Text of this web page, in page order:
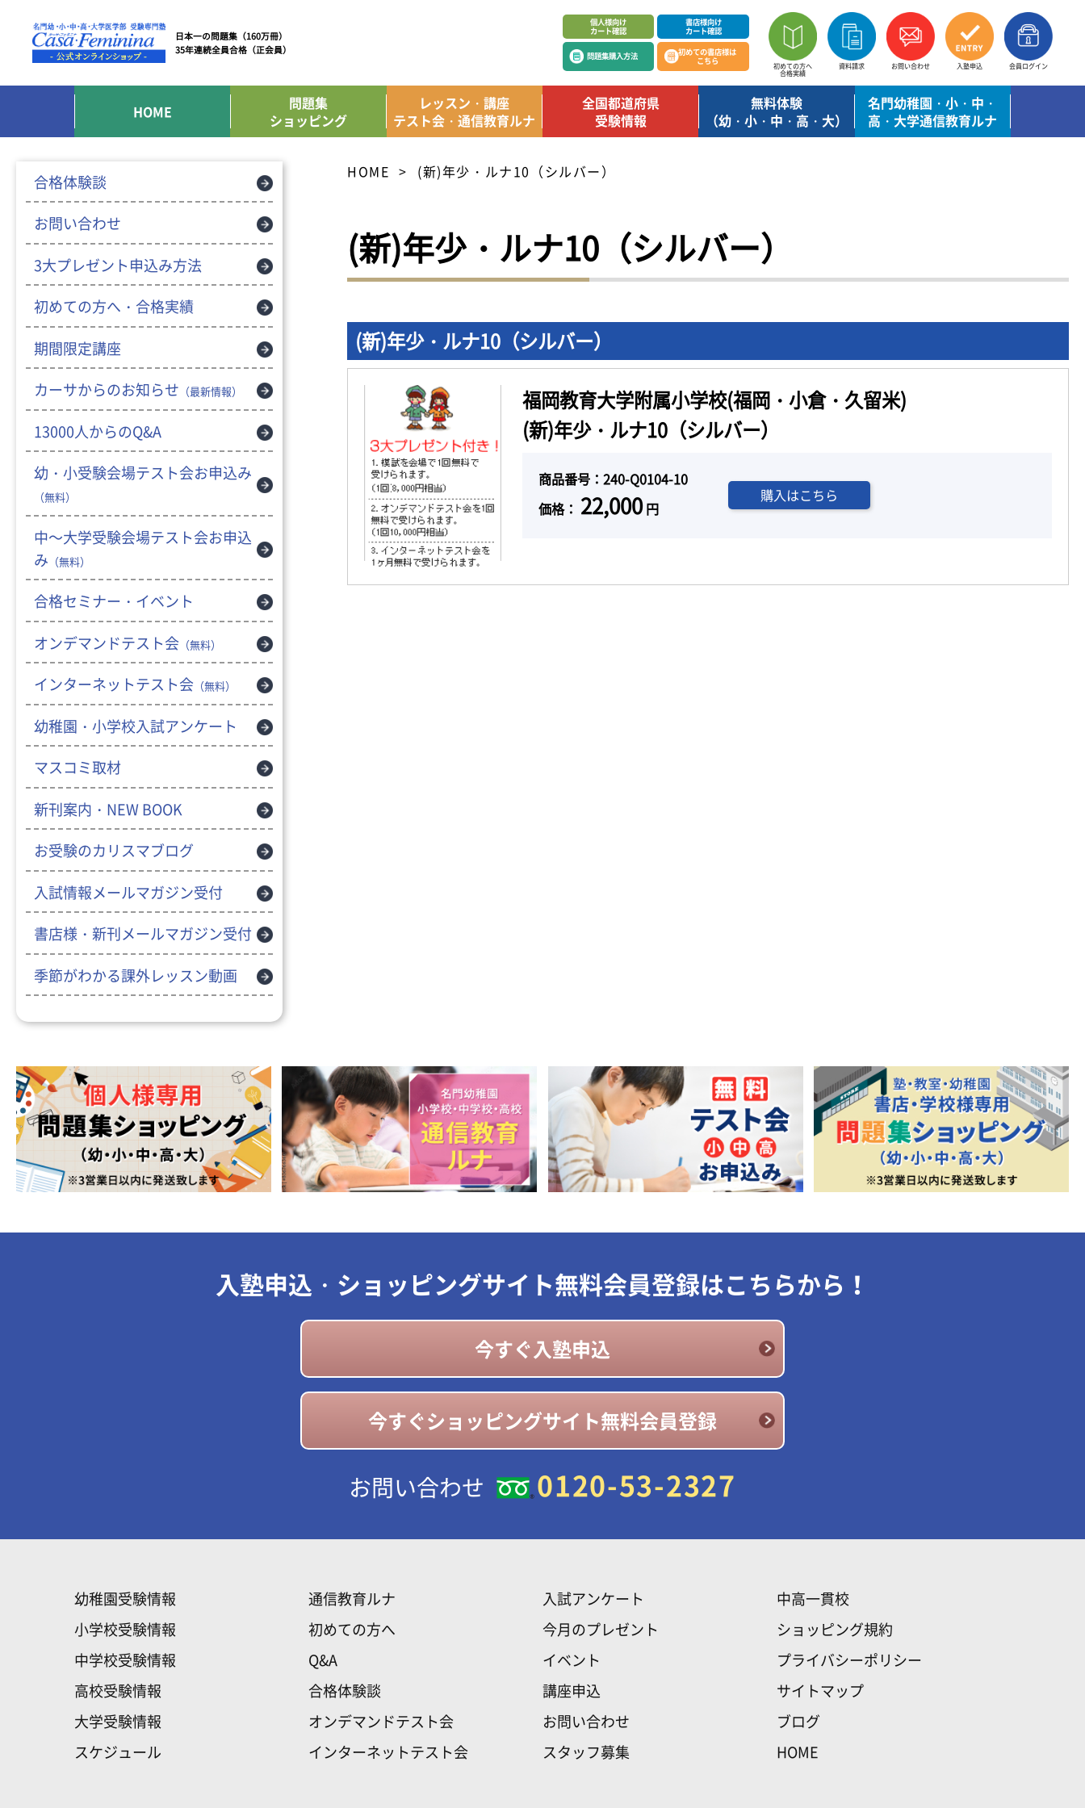
日本一の問題集（160万冊）
35年連続全員合格（正会員）
個人様向け
カート確認
書店様向け
カート確認
問題集購入方法 初めての書店様は
こちら 初めての方へ
合格実績
資料請求 お問い合わせ 入塾申込 会員ログイン
HOME
問題集
ショッピング
レッスン・講座
テスト会・通信教育ルナ
全国都道府県
受験情報
無料体験
（幼・小・中・高・大）
名門幼稚園・小・中・
高・大学通信教育ルナ
HOME (新)年少・ルナ10（シルバー）
(新)年少・ルナ10（シルバー）
(新)年少・ルナ10（シルバー）
福岡教育大学附属小学校(福岡・小倉・久留米)
(新)年少・ルナ10（シルバー）
商品番号：240-Q0104-10
価格： 22,000円
購入はこちら
合格体験談
お問い合わせ
3大プレゼント申込み方法
初めての方へ・合格実績
期間限定講座
カーサからのお知らせ （最新情報）
13000人からのQ&A
幼・小受験会場テスト会お申込み
（無料）
中～大学受験会場テスト会お申込
み （無料）
合格セミナー・イベント
オンデマンドテスト会 （無料）
インターネットテスト会 （無料）
幼稚園・小学校入試アンケート
マスコミ取材
新刊案内・NEW BOOK
お受験のカリスマブログ
入試情報メールマガジン受付
書店様・新刊メールマガジン受付
季節がわかる課外レッスン動画
入塾申込・ショッピングサイト無料会員登録はこちらから！
今すぐ入塾申込
今すぐショッピングサイト無料会員登録
お問い合わせ 0120-53-2327
幼稚園受験情報
小学校受験情報
中学校受験情報
高校受験情報
大学受験情報
スケジュール
通信教育ルナ
初めての方へ
Q&A
合格体験談
オンデマンドテスト会
インターネットテスト会
入試アンケート
今月のプレゼント
イベント
講座申込
お問い合わせ
スタッフ募集
中高一貫校
ショッピング規約
プライバシーポリシー
サイトマップ
ブログ
HOME